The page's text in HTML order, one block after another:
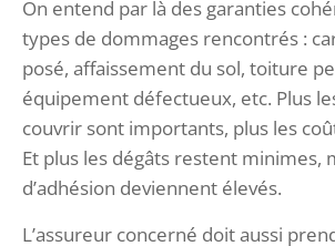
On entend par là des garanties
types de dommages rencontrés :
posé, affaissement du sol, toiture
équipement défectueux, etc. Plus
couvrir sont importants, plus les
Et plus les dégâts restent minimes,
d’adhésion deviennent élevés.
L’assureur concerné doit aussi